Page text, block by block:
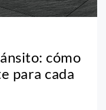
cómo
para cada